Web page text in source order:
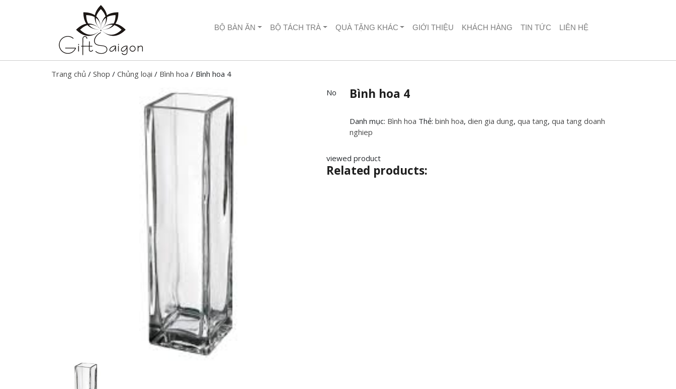
BỘ BÀN ĂN BỘ TÁCH TRÀ QUÀ TẶNG KHÁC GIỚI THIỆU KHÁCH HÀNG TIN TỨC LIÊN HỆ
Trang chủ / Shop / Chủng loại / Bình hoa / Bình hoa 4
Bình hoa 4
Danh mục: Bình hoa Thẻ: binh hoa, dien gia dung, qua tang, qua tang doanh
nghiep
No
viewed product
Related products: